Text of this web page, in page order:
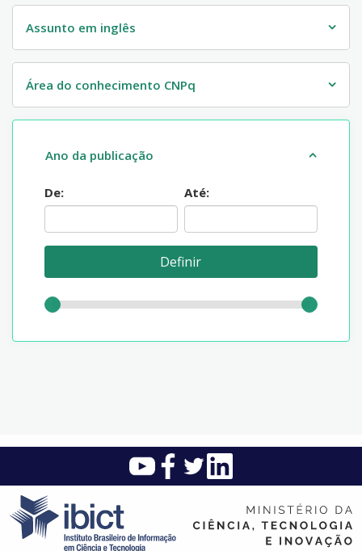
Assunto em inglês
Área do conhecimento CNPq
Ano da publicação
De: Até: